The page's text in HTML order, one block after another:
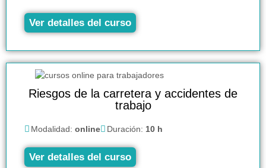
Ver detalles del curso
Riesgos de la carretera y accidentes de
trabajo
Modalidad: online Duración: 10 h
Ver detalles del curso